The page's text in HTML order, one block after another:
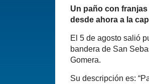
Un paño con
desde ahora a la
El 5 de agosto salió
bandera de San
Gomera.
Su descripción es: